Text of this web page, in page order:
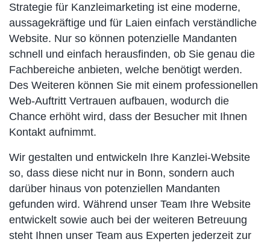
Strategie für Kanzleimarketing ist eine moderne,
aussagekräftige und für Laien einfach verständliche
Website. Nur so können potenzielle Mandanten
schnell und einfach herausfinden, ob Sie genau die
Fachbereiche anbieten, welche benötigt werden.
Des Weiteren können Sie mit einem professionellen
Web-Auftritt Vertrauen aufbauen, wodurch die
Chance erhöht wird, dass der Besucher mit Ihnen
Kontakt aufnimmt.
Wir gestalten und entwickeln Ihre Kanzlei-Website
so, dass diese nicht nur in Bonn, sondern auch
darüber hinaus von potenziellen Mandanten
gefunden wird. Während unser Team Ihre Website
entwickelt sowie auch bei der weiteren Betreuung
steht Ihnen unser Team aus Experten jederzeit zur